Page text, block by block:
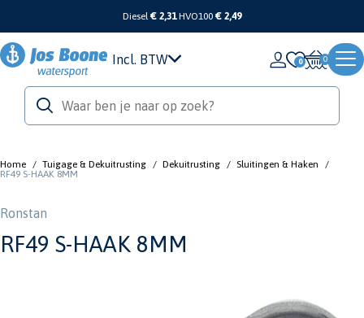
Diesel€ 2,31 HVO100 € 2,49
Incl. BTW 0
Home / Tuigage & Dekuitrusting / Dekuitrusting / Sluitingen & Haken
/
RF49 S-HAAK 8MM
Ronstan
RF49 S-HAAK 8MM